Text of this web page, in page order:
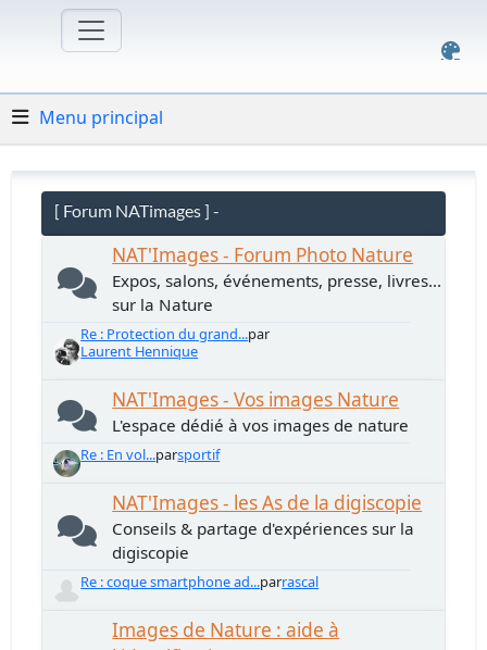
Menu principal
[ Forum NATimages ] -
NAT'Images - Forum Photo Nature
Expos, salons, événements, presse, livres...
sur la Nature
Re : Protection du grand...par
Laurent Hennique
NAT'Images - Vos images Nature
L'espace dédié à vos images de nature
Re : En vol...parsportif
NAT'Images - les As de la digiscopie
Conseils & partage d'expériences sur la
digiscopie
Re : coque smartphone ad...parrascal
Images de Nature : aide à